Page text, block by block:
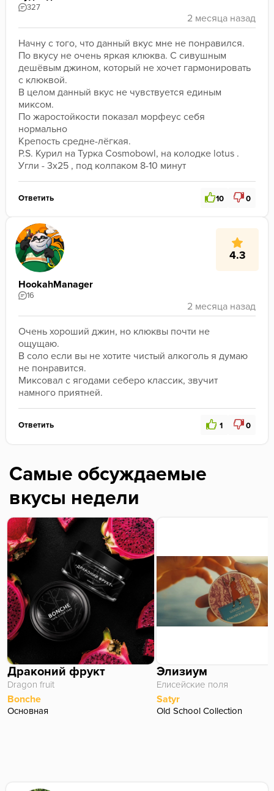
327
Начну с того, что данный вкус мне не понравился.
По вкусу не очень яркая клюква. С сивушным
дешёвым джином, который не хочет гармонировать
с клюквой.
В целом данный вкус не чувствуется единым
миксом.
По жаростойкости показал морфеус себя
нормально
Крепость средне-лёгкая.
P.S. Курил на Турка Cosmobowl, на колодке lotus .
Угли - 3x25 , под колпаком 8-10 минут
Ответить 10 0
4.3
HookahManager
16
Очень хороший джин, но клюквы почти не
ощущаю.
В соло если вы не хотите чистый алкоголь я думаю
не понравится.
Миксовал с ягодами себеро классик, звучит
намного приятней.
Ответить 1 0
Самые обсуждаемые
вкусы недели
Драконий фрукт
Dragon fruit
Bonche
Основная
Элизиум
Елисейские поля
Satyr
Old School Collection